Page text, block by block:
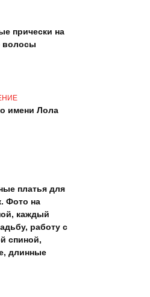
прически на
волосы
имени Лола
платья для
Фото на
каждый
работу с
спиной,
длинные